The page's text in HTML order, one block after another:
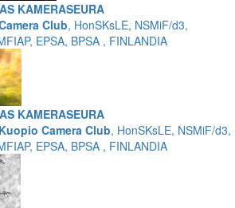
KAMERASEURA
Club, HonSKsLE, NSMiF/d3,
EPSA, BPSA , FINLANDIA
KAMERASEURA
Kuopio Camera Club, HonSKsLE, NSMiF/d3,
EPSA, BPSA , FINLANDIA